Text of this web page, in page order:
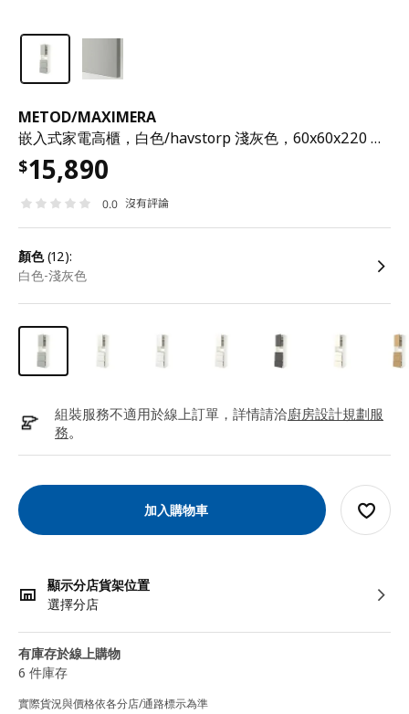
METOD/MAXIMERA
嵌入式家電高櫃，白色/havstorp 淺灰色，60x60x220 公分
$15,890
0.0 沒有評論
顏色(12):
白色-淺灰色
組裝服務不適用於線上訂單，詳情請洽廚房設計規劃服
務。
加入購物車
顯示分店貨架位置
選擇分店
有庫存於線上購物
6 件庫存
實際貨況與價格依各分店/通路標示為準